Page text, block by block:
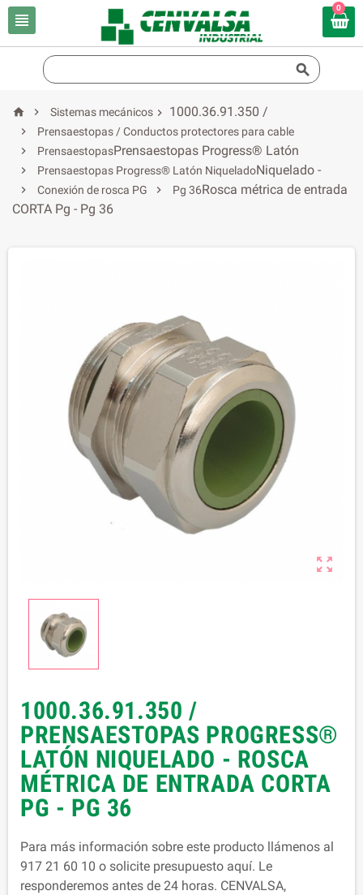

0

 
Sistemas mecánicos

Prensaestopas / Conductos protectores para cable

Prensaestopas

Prensaestopas Progress® Latón Niquelado

Conexión de rosca PG  Pg 36
 1000.36.91.350 /
Prensaestopas Progress® Latón
Niquelado -
Rosca métrica de entrada
CORTA Pg - Pg 36

1000.36.91.350 /
PRENSAESTOPAS PROGRESS®
LATÓN NIQUELADO - ROSCA
MÉTRICA DE ENTRADA CORTA
PG - PG 36
Para más información sobre este producto llámenos al
917 21 60 10 o solicite presupuesto aquí. Le
responderemos antes de 24 horas. CENVALSA,